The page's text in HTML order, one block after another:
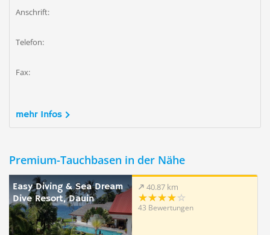
Anschrift:
Telefon:
Fax:
mehr Infos
Premium-Tauchbasen in der Nähe
Easy Diving & Sea Dream
Dive Resort, Dauin
40.87 km
43 Bewertungen